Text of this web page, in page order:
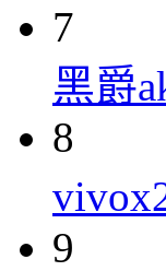
7
黑爵
8
9